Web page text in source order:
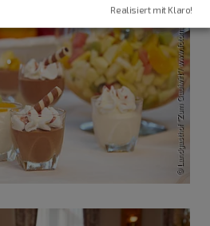
Realisiert mit Klaro!